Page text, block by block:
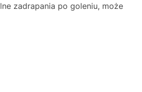
zadrapania po goleniu, może